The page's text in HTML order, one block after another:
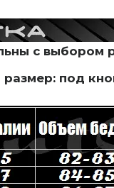
с
размер: под